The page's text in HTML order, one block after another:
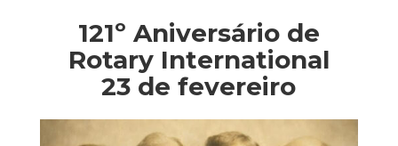
121º Aniversário de
Rotary International
23 de fevereiro